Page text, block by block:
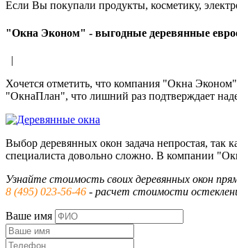
Если Вы покупали продукты, косметику,
"Окна Эконом" - выгодные деревянные
|
Хочется отметить, что компания "Окна
"ОкнаПлан", что лишний раз подтверждает
Выбор деревянных окон задача непростая, так
специалиста довольно сложно. В компании
Узнайте стоимость своих деревянных окон
8 (495) 023-56-46 - расчет стоимости
Ваше имя